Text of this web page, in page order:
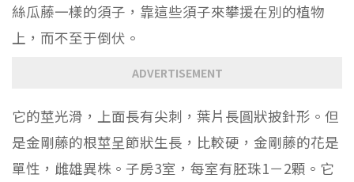
絲瓜藤一樣的須子，靠這些須子來攀援在別的植物
上，而不至于倒伏。
ADVERTISEMENT
它的莖光滑，上面長有尖刺，葉片長圓狀披針形。但
是金剛藤的根莖呈節狀生長，比較硬，金剛藤的花是
單性，雌雄異株。子房3室，每室有胚珠1－2顆。它